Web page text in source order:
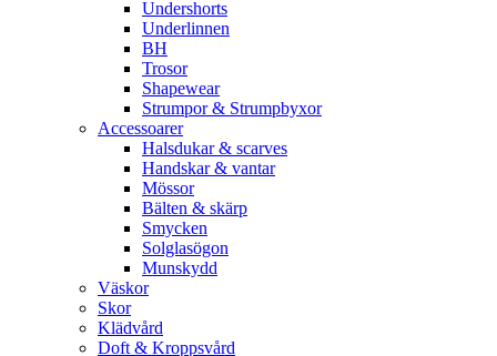
Undershorts
Underlinnen
BH
Trosor
Shapewear
Strumpor & Strumpbyxor
Accessoarer
Halsdukar & scarves
Handskar & vantar
Mössor
Bälten & skärp
Smycken
Solglasögon
Munskydd
Väskor
Skor
Klädvård
Doft & Kroppsvård